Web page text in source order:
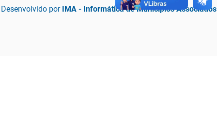
Desenvolvido por IMA - Informática de Municípios Associados